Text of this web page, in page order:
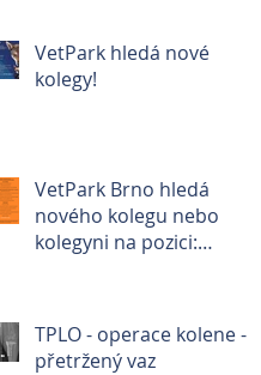
VetPark hledá nové
kolegy!
VetPark Brno hledá
nového kolegu nebo
kolegyni na pozici:
TPLO - operace kolene -
přetržený vaz